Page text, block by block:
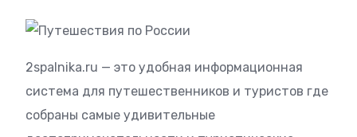
2spalnika.ru — это удобная информационная
система для путешественников и туристов где
собраны самые удивительные